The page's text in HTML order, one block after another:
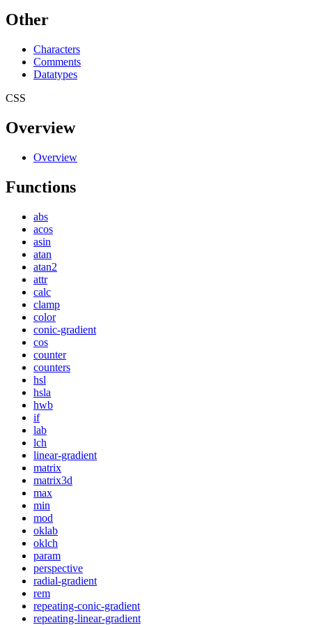
Other
Characters
Comments
Datatypes
CSS
Overview
Overview
Functions
abs
acos
asin
atan
atan2
attr
calc
clamp
color
conic-gradient
cos
counter
counters
hsl
hsla
hwb
if
lab
lch
linear-gradient
matrix
matrix3d
max
min
mod
oklab
oklch
param
perspective
radial-gradient
rem
repeating-conic-gradient
repeating-linear-gradient